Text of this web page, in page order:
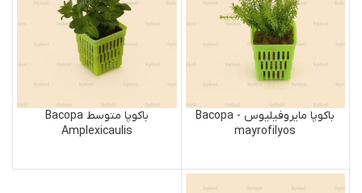
باکوپا مایروفیلیوس Bacopa -
mayrofilyos
باکوپا متوسط Bacopa
Amplexicaulis